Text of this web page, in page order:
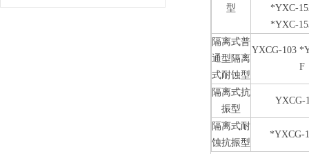
型
*YXC-
*YXC-
隔离式普
通型隔离
式耐蚀型
YXCG-103
F
隔离式抗
振型
YXCG-
隔离式耐
蚀抗振型
*YXCG-